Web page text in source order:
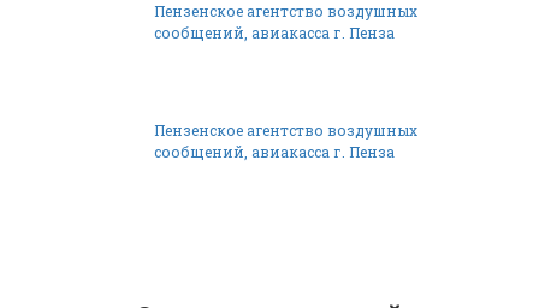
Пензенское агентство воздушных
сообщений, авиакасса г. Пенза
Пензенское агентство воздушных
сообщений, авиакасса г. Пенза